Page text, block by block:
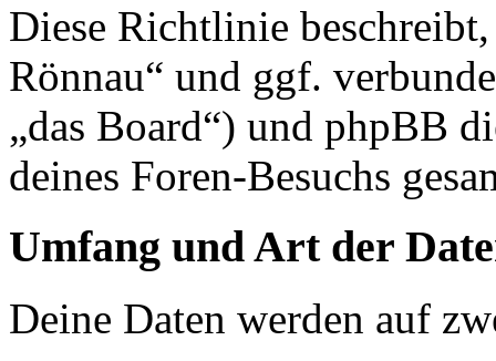
Diese Richtlinie
Rönnau“ und ggf.
„das Board“) und phpBB
deines Foren-Besuchs
Umfang und Art der
Deine Daten werden auf